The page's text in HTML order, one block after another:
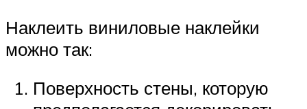
Наклеить виниловые наклейки
можно так:
Поверхность стены, которую